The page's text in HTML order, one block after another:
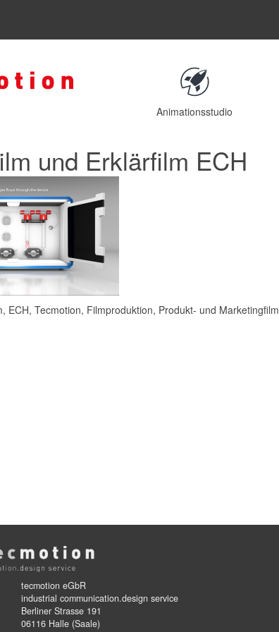
Animationsstudio
und Erklärfilm ECH
ECH, Tecmotion, Filmproduktion, Produkt- und Marketingfilm
tecmotion eGbR
industrial communication.design service
Berliner Strasse 191
06116 Halle (Saale)